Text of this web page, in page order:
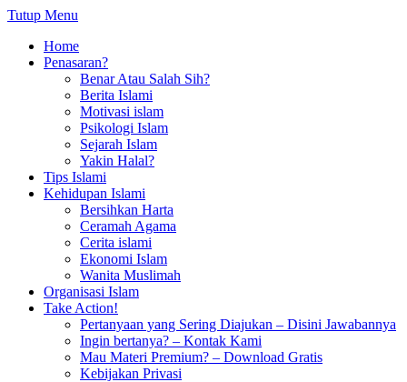
Tutup Menu
Home
Penasaran?
Benar Atau Salah Sih?
Berita Islami
Motivasi islam
Psikologi Islam
Sejarah Islam
Yakin Halal?
Tips Islami
Kehidupan Islami
Bersihkan Harta
Ceramah Agama
Cerita islami
Ekonomi Islam
Wanita Muslimah
Organisasi Islam
Take Action!
Pertanyaan yang Sering Diajukan – Disini Jawabannya
Ingin bertanya? – Kontak Kami
Mau Materi Premium? – Download Gratis
Kebijakan Privasi